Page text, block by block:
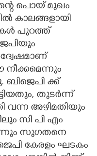
പൊയ് മുഖം
കാലങ്ങളായി
പുറത്ത്
ക്ക്
തുടര്‍ന്ന്
വന്ന അഴിമതിയും
സി പി എം
സുഗതനെ
കേരളം ഘടകം